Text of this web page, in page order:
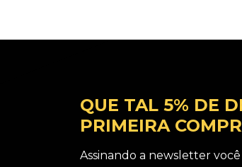
QUE TAL 5% DE
PRIMEIRA
Assinando a newsletter